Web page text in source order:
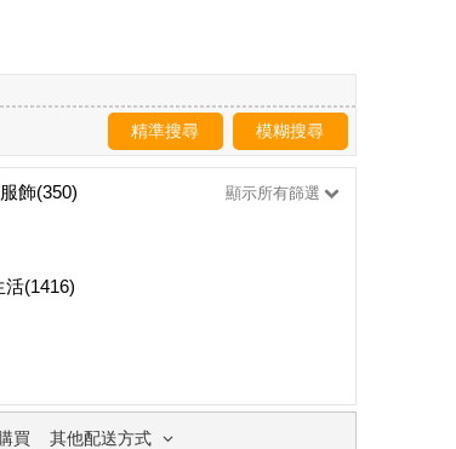
精準搜尋 模糊搜尋
服飾(350)
活(1416)
顯示所有篩選
買 其他配送方式